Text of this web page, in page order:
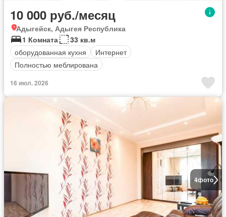
10 000 руб./месяц
Адыгейск, Адыгея Республика
1 Комната
33 кв.м
оборудованная кухня
Интернет
Полностью меблирована
16 июл. 2026
4фото